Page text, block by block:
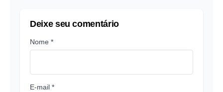
Deixe seu comentário
Nome *
E-mail *